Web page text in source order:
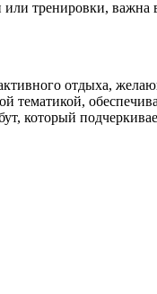
или тренировки,
отдыха,
тематикой,